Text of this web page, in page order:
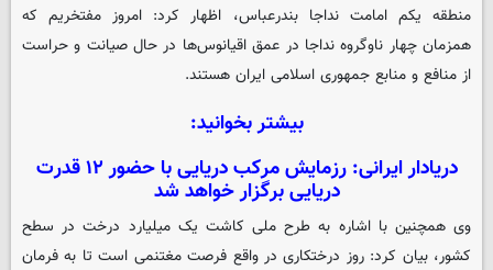
منطقه یکم امامت نداجا بندرعباس، اظهار کرد: امروز مفتخریم که
همزمان چهار ناوگروه نداجا در عمق اقیانوس‌ها در حال صیانت و حراست
از منافع و منابع جمهوری اسلامی ایران هستند.
بیشتر بخوانید:
دریادار ایرانی: رزمایش مرکب دریایی با حضور ۱۲ قدرت
دریایی برگزار خواهد شد
وی همچنین با اشاره به طرح ملی کاشت یک میلیارد درخت در سطح
کشور، بیان کرد: روز درختکاری در واقع فرصت مغتنمی است تا به فرمان